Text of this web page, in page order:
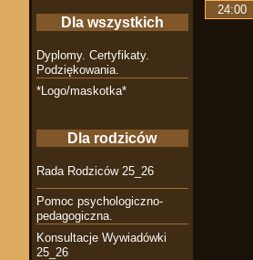
24:00
Dla wszystkich
Dyplomy. Certyfikaty.
Podziękowania.
*Logo/maskotka*
Dla rodziców
Rada Rodziców 25_26
Pomoc psychologiczno-
pedagogiczna.
Konsultacje Wywiadówki
25_26